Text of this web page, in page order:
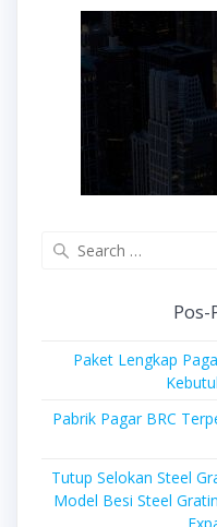
Paket Lengkap
Pabrik Pagar BRC
Tutup Selokan Steel
Model Besi Steel